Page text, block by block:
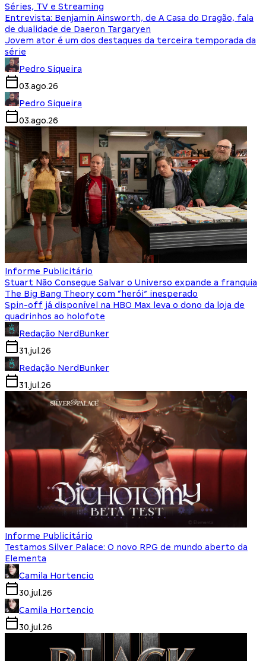
Séries, TV e Streaming
Entrevista: Benjamin Ainsworth, de A Casa do Dragão, fala
de dualidade de Daeron Targaryen
Jovem ator é um dos destaques da terceira temporada da
série
Pedro Siqueira
03.ago.26
Pedro Siqueira
03.ago.26
Informe Publicitário
Stuart Não Consegue Salvar o Universo expande a franquia
The Big Bang Theory com “herói” inesperado
Spin-off já disponível na HBO Max leva o dono da loja de
quadrinhos ao holofote
Redação NerdBunker
31.jul.26
Redação NerdBunker
31.jul.26
Informe Publicitário
Testamos Silver Palace: O novo RPG de mundo aberto da
Elementa
Camila Hortencio
30.jul.26
Camila Hortencio
30.jul.26